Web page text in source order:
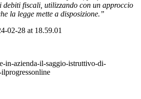
debiti fiscali, utilizzando con un approccio
la legge mette a disposizione.”